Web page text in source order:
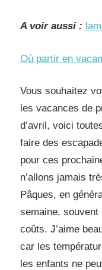
A voir aussi :
Où partir en
Vous souhaitez
les vacances de
d’avril, voici
faire des
pour ces
n’allons jamais
Pâques, en
semaine, souvent
coûts. J’aime
car les
les enfants ne